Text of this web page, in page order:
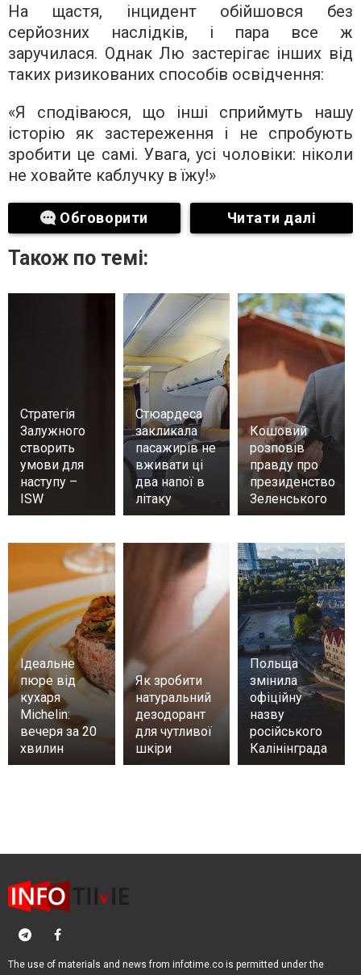
На щастя, інцидент обійшовся без
серйозних наслідків, і пара все ж
заручилася. Однак Лю застерігає інших від
таких ризикованих способів освідчення:
«Я сподіваюся, що інші сприймуть нашу
історію як застереження і не спробують
зробити це самі. Увага, усі чоловіки: ніколи
не ховайте каблучку в їжу!»
Обговорити Читати далі
Також по темі:
Стратегія
Залужного
створить
умови для
наступу –
ISW
Стюардеса
закликала
пасажирів не
вживати ці
два напої в
літаку
Кошовий
розповів
правду про
президенство
Зеленського
Ідеальне
пюре від
кухаря
Michelin:
вечеря за 20
хвилин
Як зробити
натуральний
дезодорант
для чутливої
шкіри
Польща
змінила
офіційну
назву
російського
Калінінграда
The use of materials and news from infotime.co is permitted under the